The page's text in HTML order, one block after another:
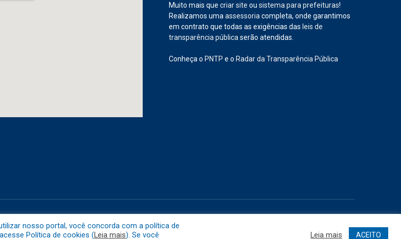
Muito mais que criar site ou sistema para prefeituras!
Realizamos uma assessoria completa, onde garantimos
em contrato que todas as exigências das leis de
transparência pública serão atendidas.
Conheça o PNTP e o Radar da Transparência Pública
nosso portal, você concorda com a política de
Política de cookies (Leia mais). Se você Leia mais ACEITO